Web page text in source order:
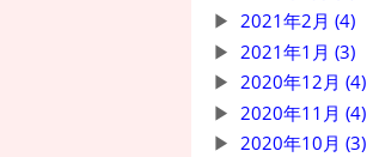
2021年2月 (4)
2021年1月 (3)
2020年12月 (4)
2020年11月 (4)
2020年10月 (3)